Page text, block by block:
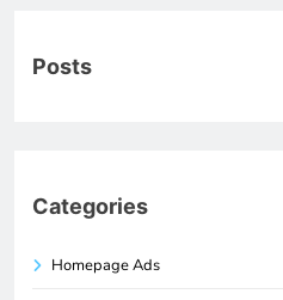
Posts
Categories
Homepage Ads